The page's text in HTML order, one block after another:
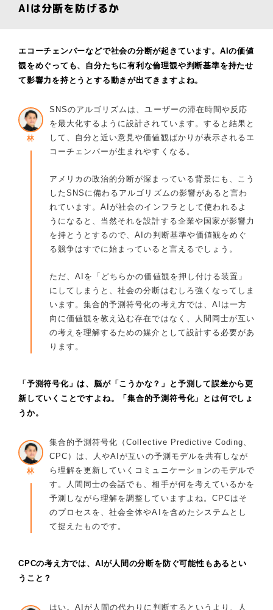
AIは分断を防げるか
エコーチェンバーなどで社会の分断が起きています。AIの価値
観をめぐっても、自分たちに有利な倫理観や判断基準を持たせ
て影響力を持とうとする動きが出てきますよね。
林
SNSのアルゴリズムは、ユーザーの滞在時間や反応
を最大化するように設計されています。すると結果と
して、自分と近い意見や価値観ばかりが表示されるエ
コーチェンバーが生まれやすくなる。
アメリカの政治的分断が深まっている背景にも、こう
したSNSに備わるアルゴリズムの影響があると言わ
れています。AIが社会のインフラとして使われるよ
うになると、当然それを設計する企業や国家が影響力
を持とうとするので、AIの判断基準や価値観をめぐ
る競争はすでに始まっていると言えるでしょう。
ただ、AIを「どちらかの価値観を押し付ける装置」
にしてしまうと、社会の分断はむしろ強くなってしま
います。集合的予測符号化の考え方では、AIは一方
向に価値観を教え込む存在ではなく、人間同士が互い
の考えを理解するための媒介として設計する必要があ
ります。
「予測符号化」は、脳が「こうかな？」と予測して誤差から更
新していくことですよね。「集合的予測符号化」とは何でしょ
うか。
林
集合的予測符号化（Collective Predictive Coding、
CPC）は、人やAIが互いの予測モデルを共有しなが
ら理解を更新していくコミュニケーションのモデルで
す。人間同士の会話でも、相手が何を考えているかを
予測しながら理解を調整していますよね。CPCはそ
のプロセスを、社会全体やAIを含めたシステムとし
て捉えたものです。
CPCの考え方では、AIが人間の分断を防ぐ可能性もあるとい
うこと？
はい。AIが人間の代わりに判断するというより、人